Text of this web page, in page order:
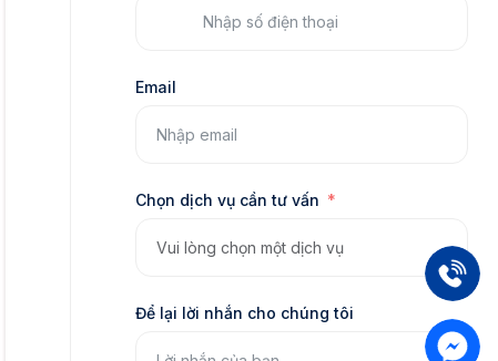
Email
Chọn dịch vụ cần tư vấn
Để lại lời nhắn cho chúng tôi